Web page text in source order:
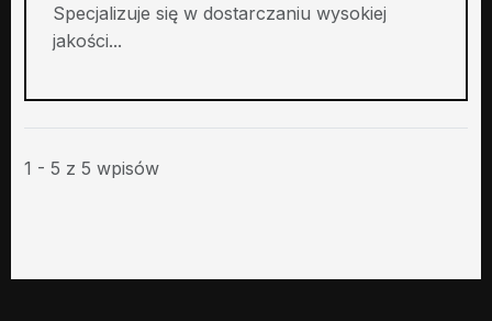
Specjalizuje się w dostarczaniu wysokiej
jakości...
1 - 5 z 5 wpisów